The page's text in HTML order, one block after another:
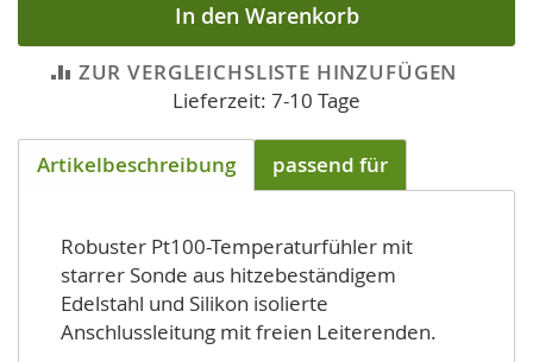
In den Warenkorb
ZUR VERGLEICHSLISTE HINZUFÜGEN
Lieferzeit: 7-10 Tage
Artikelbeschreibung passend für
Robuster Pt100-Temperaturfühler mit
starrer Sonde aus hitzebeständigem
Edelstahl und Silikon isolierte
Anschlussleitung mit freien Leiterenden.